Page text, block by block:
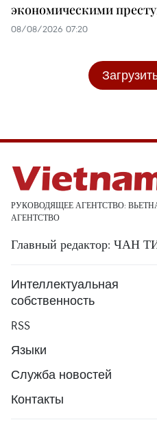
экономическими
08/08/2026 07:20
РУКОВОДЯЩЕЕ АГЕНТСТВО:
АГЕНТСТВО
Главный редактор: ЧАН
Интеллектуальная
собственность
RSS
Языки
Служба новостей
Контакты